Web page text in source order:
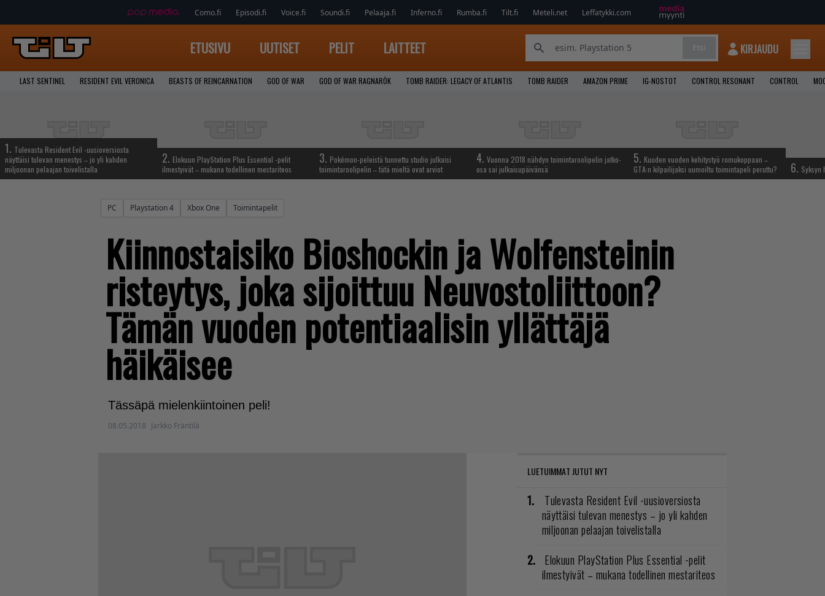
Como.fi Episodi.fi Voice.fi Soundi.fi Pelaaja.fi Inferno.fi Rumba.fi Tilt.fi Meteli.net Leffatykki.com
ETUSIVU UUTISET PELIT LAITTEET KIRJAUDU
LAST SENTINEL RESIDENT EVIL VERONICA BEASTS OF REINCARNATION GOD OF WAR GOD OF WAR RAGNARÖK TOMB RAIDER: LEGACY OF ATLANTIS TOMB RAIDER AMAZON PRIME IG-NOSTOT CONTROL RESONANT CONTROL
1. Tulevasta Resident Evil -uusioversiosta
näyttäisi tulevan menestys – jo yli kahden
miljoonan pelaajan toivelistalla
2. Elokuun PlayStation Plus Essential -pelit
ilmestyivät – mukana todellinen mestariteos
3. Pokémon-peleistä tunnettu studio julkaisi
toimintaroolipelin – tätä mieltä ovat arviot
4. Vuonna 2018 nähdyn toimintaroolipelin jatko-
osa sai julkaisupäivänsä
5. Kuuden vuoden kehitystyö romukoppaan –
GTA:n kilpailijaksi uumoiltu toimintapeli peruttu?
6.
PC Playstation 4 Xbox One Toimintapelit
Kiinnostaisiko Bioshockin ja Wolfensteinin
risteytys, joka sijoittuu Neuvostoliittoon?
Tämän vuoden potentiaalisin yllättäjä
häikäisee
Tässäpä mielenkiintoinen peli!
08.05.2018 Jarkko Fräntilä
LUETUIMMAT JUTUT NYT
Tulevasta Resident Evil -uusioversiosta
näyttäisi tulevan menestys – jo yli kahden
miljoonan pelaajan toivelistalla
Elokuun PlayStation Plus Essential -pelit
ilmestyivät – mukana todellinen mestariteos